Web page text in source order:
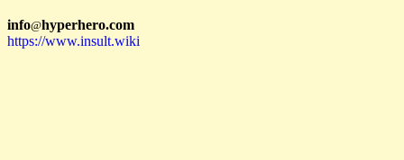
info@hyperhero.com
https://www.insult.wiki